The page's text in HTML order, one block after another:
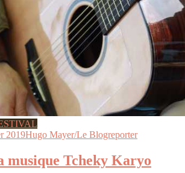
2019Hugo Mayer/Le Blogreporter
musique Tcheky Karyo